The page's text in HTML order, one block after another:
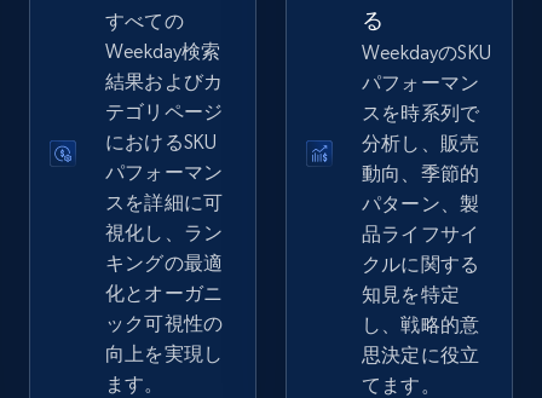
specified keywords
URL, Product id, Title, Seller name, Seller rating,
Seller reviews, Breadcrumbs, Root category, and
2.5K+ 359+
eBay - Collect products from shops on eBay
URL, Product id, Title, Seller name, Seller rating,
Seller reviews, Breadcrumbs, Root category, and
すべての
Weekday検索
結果およびカ
テゴリページ
におけるSKU
パフォーマン
スを詳細に可
視化し、ラン
キングの最適
化とオーガニ
ック可視性の
向上を実現し
ます。
る
WeekdayのSKU
パフォーマン
スを時系列で
分析し、販売
動向、季節的
パターン、製
品ライフサイ
クルに関する
知見を特定
し、戦略的意
思決定に役立
てます。